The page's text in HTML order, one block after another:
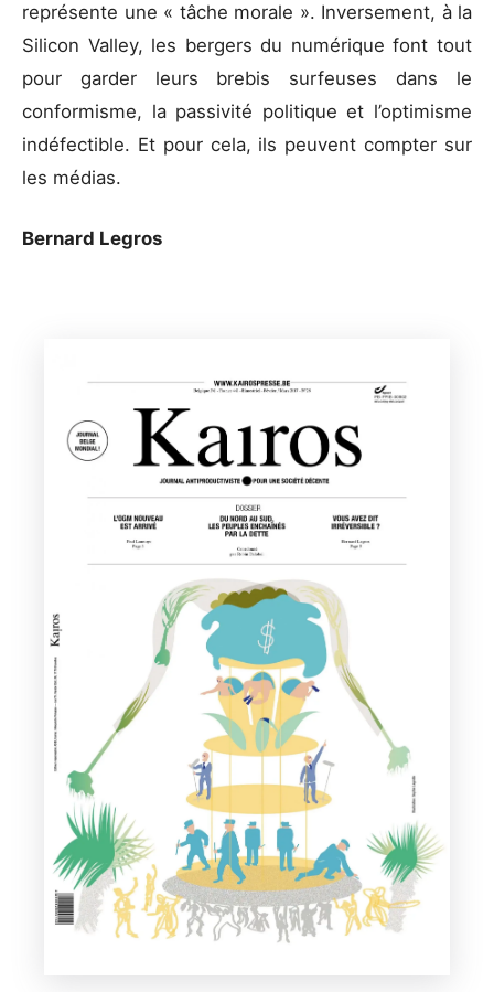
représente une « tâche morale ». Inversement, à la
Silicon Valley, les bergers du numérique font tout
pour garder leurs brebis surfeuses dans le
conformisme, la passivité politique et l’optimisme
indéfectible. Et pour cela, ils peuvent compter sur
les médias.
Bernard Legros